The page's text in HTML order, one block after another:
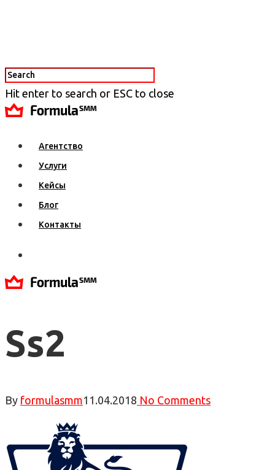
Hit enter to search or ESC to close
Агентство
Услуги
Кейсы
Блог
Контакты
Ss2
By formulasmm11.04.2018 No Comments